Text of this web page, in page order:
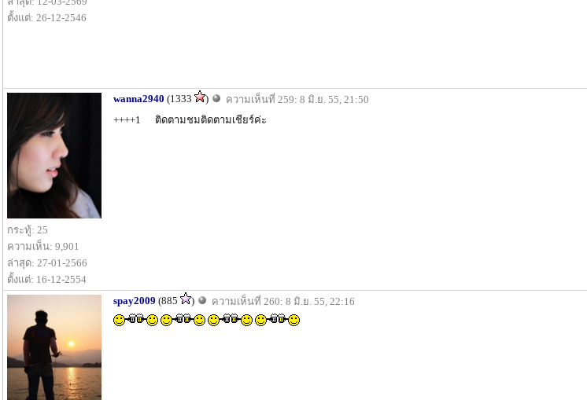
ตั้งแต่: 26-12-2546
กระทู้: 25
ความเห็น: 9,901
ล่าสุด: 27-01-2566
ตั้งแต่: 16-12-2554
wanna2940 (1333 )
ความเห็นที่ 259: 8 มิ.ย. 55, 21:50
++++1 ติดตามชมติดตามเชียร์ค่ะ
spay2009 (885 ) ความเห็นที่ 260: 8 มิ.ย. 55, 22:16